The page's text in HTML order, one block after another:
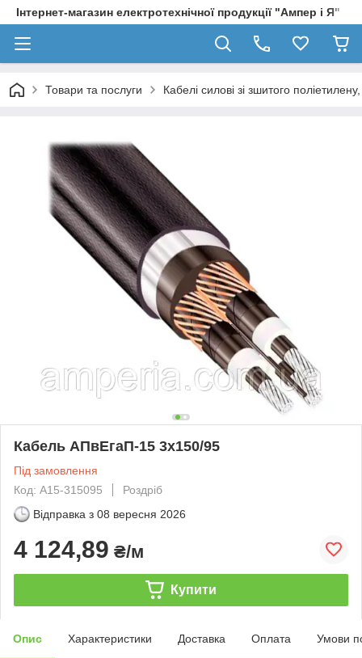
Інтернет-магазин електротехнічної продукції "Ампер і Я"
Товари та послуги Кабелі силові зі зшитого
Кабель АПвЕгаП‑15 3х150/95
Під замовлення
Код: А15-315095
Роздріб
Відправка з 08 вересня 2026
4 124,89 ₴/м
Купити
Опис Характеристики Доставка Оплата Умови